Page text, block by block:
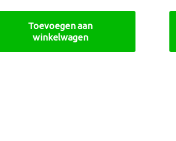
Toevoegen aan
winkelwagen